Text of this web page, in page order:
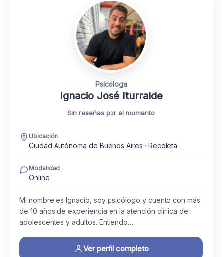
Psicóloga
Ignacio José Iturralde
Sin reseñas por el momento
Ubicación
Ciudad Autónoma de Buenos Aires · Recoleta
Modalidad
Online
Mi nombre es Ignacio, soy psicólogo y cuento con más
de 10 años de experiencia en la atención clínica de
adolescentes y adultos. Entiendo…
Ver perfil completo